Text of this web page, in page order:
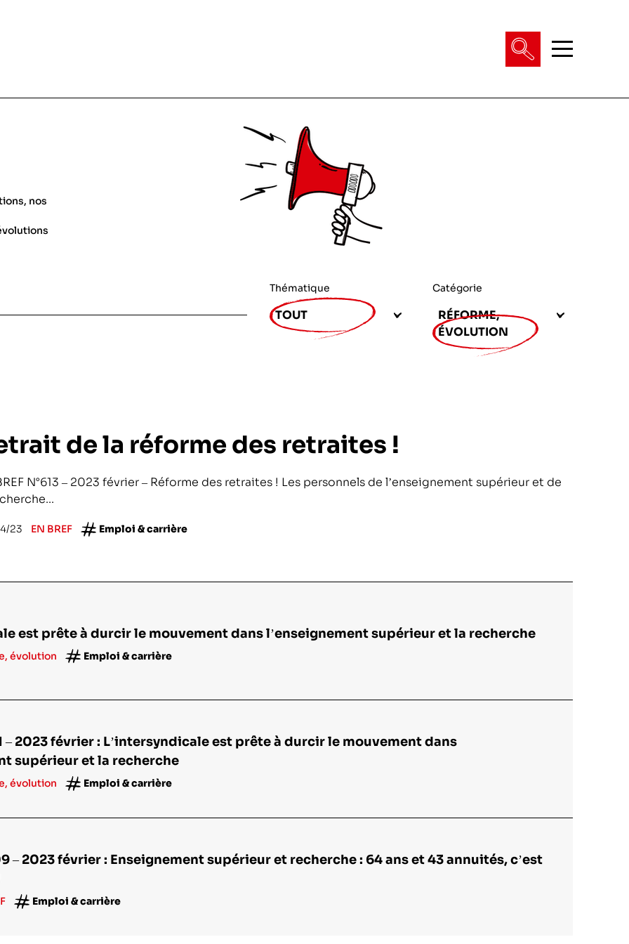
et technologies du numérique
recherche médicale
l’exploitation de la mer
nos
Thématique
TOUT
Catégorie
RÉFORME,
ÉVOLUTION
de la réforme des retraites !
N°613 – 2023 février – Réforme des retraites ! Les personnels de l’enseignement supérieur et de
23 EN BREF Emploi & carrière
est prête à durcir le mouvement dans l’enseignement supérieur et la recherche
évolution Emploi & carrière
– 2023 février : L’intersyndicale est prête à durcir le mouvement dans
supérieur et la recherche
évolution Emploi & carrière
– 2023 février : Enseignement supérieur et recherche : 64 ans et 43 annuités, c’est
Emploi & carrière